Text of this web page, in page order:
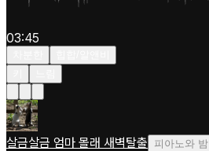
03:45
살금살금 엄마 몰래 새벽탈출 피아노와 밤